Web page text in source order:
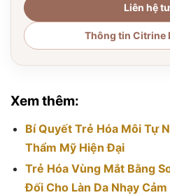
Liên hệ
Thông tin Citrine
Xem thêm:
Bí Quyết Trẻ Hóa Môi Tự
Thẩm Mỹ Hiện Đại
Trẻ Hóa Vùng Mắt Bằng
Đối Cho Làn Da Nhạy